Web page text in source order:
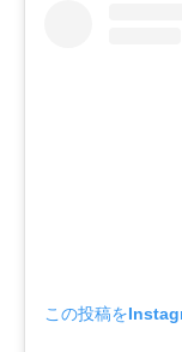
この投稿を